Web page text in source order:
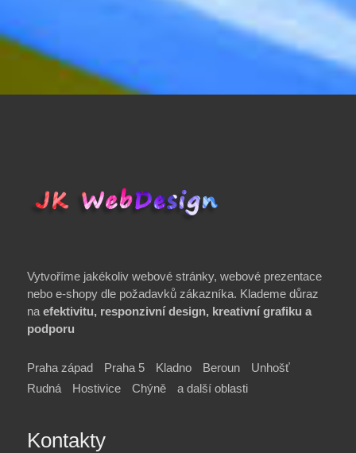
Vytvoříme jakékoliv webové stránky, webové prezentace
nebo e-shopy dle požadavků zákazníka. Klademe důraz
na efektivitu, responzivní design, kreativní grafiku a
podporu
Praha západ Praha 5 Kladno Beroun
Unhošť
Rudná
Hostivice Chýně a další oblasti
Kontakty